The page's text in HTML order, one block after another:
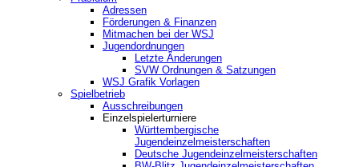
Adressen
Förderungen & Finanzen
Mitmachen bei der WSJ
Jugendordnungen
Letzte Änderungen
SVW Ordnungen & Satzungen
WSJ Grafik Vorlagen
Spielbetrieb
Ausschreibungen
Einzelspielerturniere
Württembergische
Jugendeinzelmeisterschaften
Deutsche Jugendeinzelmeisterschaften